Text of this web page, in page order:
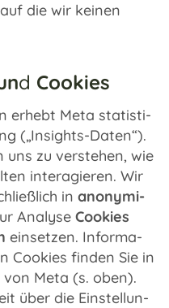
die wir keinen
d Cookies
erhebt Meta statis­ti­
(„Insights-Daten“).
uns zu verste­hen, wie
inter­agie­ren. Wir
in anony­mi­
Analyse Cookies
einset­zen. Infor­ma­
Cookies finden Sie in
Meta (s. oben).
über die Einstel­lun­